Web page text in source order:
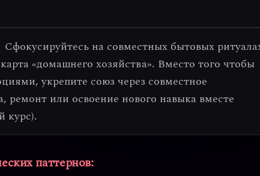
Сфокусируйтесь на совместных бытовых
«домашнего хозяйства». Вместо того чтобы
укрепите союз через совместное
ремонт или освоение нового навыка вместе
курс).
паттернов: